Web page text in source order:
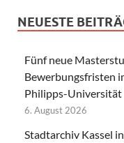
NEUESTE
Fünf neue
Bewerbungsfristen
Philipps-Universität
6. August 2026
Stadtarchiv Kassel